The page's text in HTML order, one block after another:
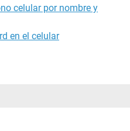
celular por nombre y
en el celular